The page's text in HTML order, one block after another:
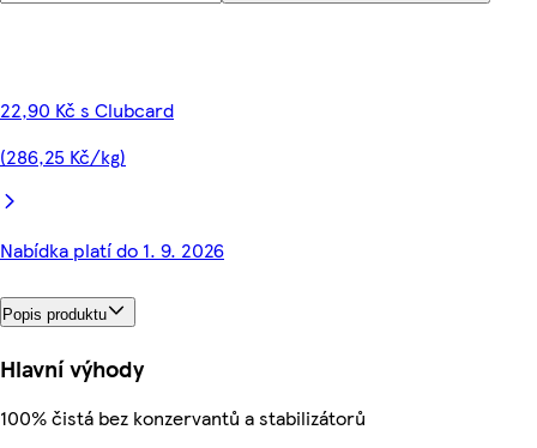
22,90 Kč s Clubcard
(286,25 Kč/kg)
Nabídka platí do 1. 9. 2026
Popis produktu
Hlavní výhody
100% čistá bez konzervantů a stabilizátorů